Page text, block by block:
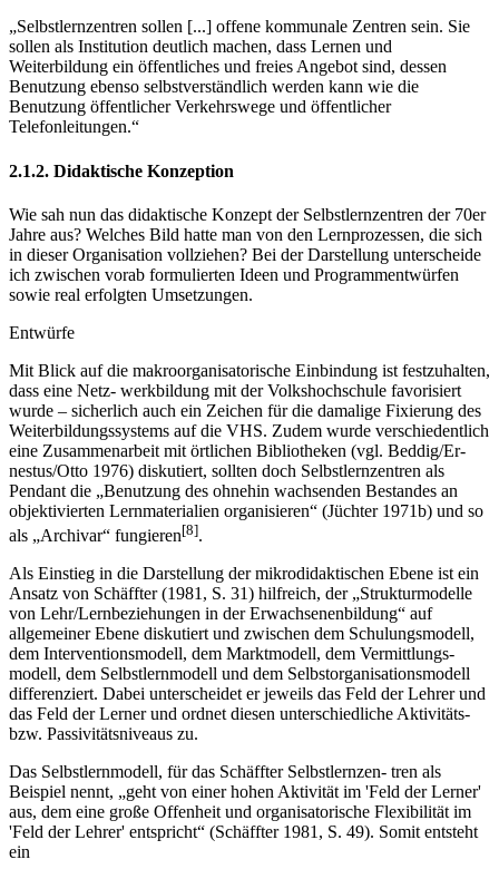
„Selbstlernzentren sollen [...] offene kommunale Zentren sein. Sie
sollen als Institution deutlich machen, dass Lernen und
Weiterbildung ein öffentliches und freies Angebot sind, dessen
Benutzung ebenso selbstverständlich werden kann wie die
Benutzung öffentlicher Verkehrswege und öffentlicher
Telefonleitungen.“
2.1.2. Didaktische Konzeption
Wie sah nun das didaktische Konzept der Selbstlernzentren der 70er
Jahre aus? Welches Bild hatte man von den Lernprozessen, die sich
in dieser Organisation vollziehen? Bei der Darstellung unterscheide
ich zwischen vorab formulierten Ideen und Programmentwürfen
sowie real erfolgten Umsetzungen.
Entwürfe
Mit Blick auf die makroorganisatorische Einbindung ist festzuhalten,
dass eine Netz- werkbildung mit der Volkshochschule favorisiert
wurde – sicherlich auch ein Zeichen für die damalige Fixierung des
Weiterbildungssystems auf die VHS. Zudem wurde verschiedentlich
eine Zusammenarbeit mit örtlichen Bibliotheken (vgl. Beddig/Er-
nestus/Otto 1976) diskutiert, sollten doch Selbstlernzentren als
Pendant die „Benutzung des ohnehin wachsenden Bestandes an
objektivierten Lernmaterialien organisieren“ (Jüchter 1971b) und so
als „Archivar“ fungieren[8].
Als Einstieg in die Darstellung der mikrodidaktischen Ebene ist ein
Ansatz von Schäffter (1981, S. 31) hilfreich, der „Strukturmodelle
von Lehr/Lernbeziehungen in der Erwachsenenbildung“ auf
allgemeiner Ebene diskutiert und zwischen dem Schulungsmodell,
dem Interventionsmodell, dem Marktmodell, dem Vermittlungs-
modell, dem Selbstlernmodell und dem Selbstorganisationsmodell
differenziert. Dabei unterscheidet er jeweils das Feld der Lehrer und
das Feld der Lerner und ordnet diesen unterschiedliche Aktivitäts-
bzw. Passivitätsniveaus zu.
Das Selbstlernmodell, für das Schäffter Selbstlernzen- tren als
Beispiel nennt, „geht von einer hohen Aktivität im 'Feld der Lerner'
aus, dem eine große Offenheit und organisatorische Flexibilität im
'Feld der Lehrer' entspricht“ (Schäffter 1981, S. 49). Somit entsteht
ein